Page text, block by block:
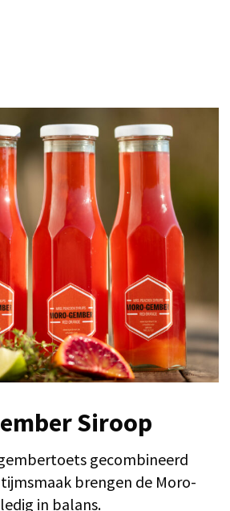
Siroop
gecombineerd
brengen de Moro-
in balans.